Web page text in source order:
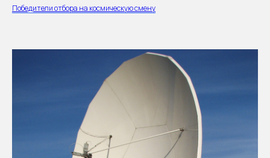
Победители отбора на космическую смену